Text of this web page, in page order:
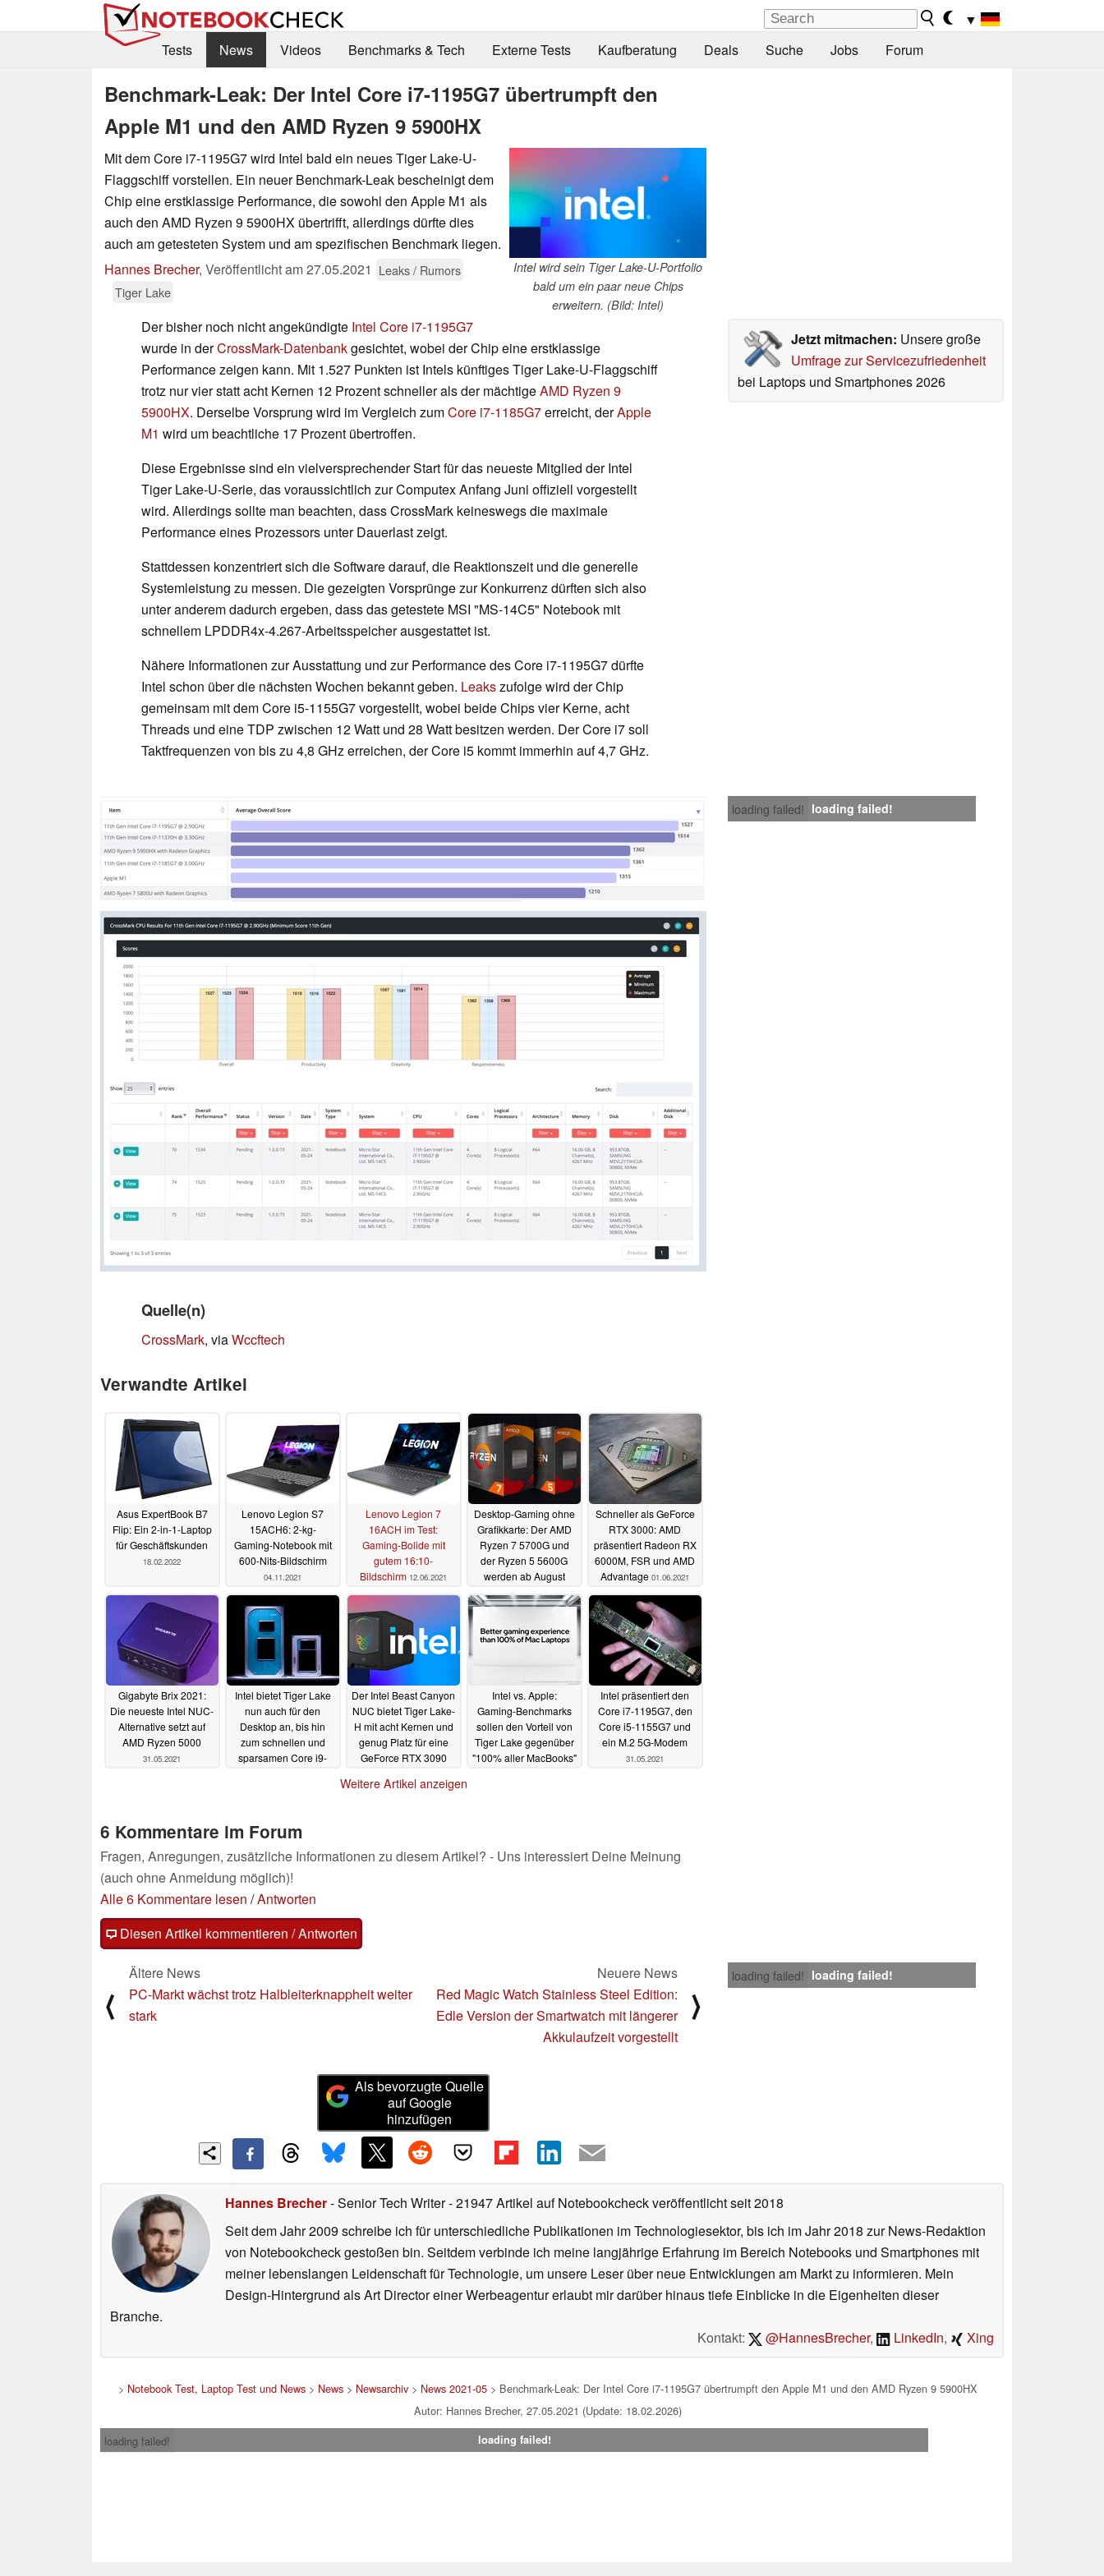
▼
Tests
News Videos Benchmarks & Tech Externe Tests Kaufberatung Deals Suche Jobs Forum
Benchmark-Leak: Der Intel Core i7-1195G7 übertrumpft den
Apple M1 und den AMD Ryzen 9 5900HX
Intel wird sein Tiger Lake-U-Portfolio
bald um ein paar neue Chips
erweitern. (Bild: Intel)
Mit dem Core i7-1195G7 wird Intel bald ein neues Tiger Lake-U-
Flaggschiff vorstellen. Ein neuer Benchmark-Leak bescheinigt dem
Chip eine erstklassige Performance, die sowohl den Apple M1 als
auch den AMD Ryzen 9 5900HX übertrifft, allerdings dürfte dies
auch am getesteten System und am spezifischen Benchmark liegen.
Hannes Brecher, Veröffentlicht am27.05.2021 Leaks / Rumors
Tiger Lake
Jetzt mitmachen: Unsere große
Umfrage zur Servicezufriedenheit
bei Laptops und Smartphones 2026
Der bisher noch nicht angekündigte Intel Core i7-1195G7
wurde in derCrossMark-Datenbankgesichtet, wobei der Chip eine erstklassige
Performance zeigen kann. Mit 1.527 Punkten ist Intels künftiges Tiger Lake-U-Flaggschiff
trotz nur vier statt acht Kernen 12 Prozent schneller als der mächtigeAMD Ryzen 9
5900HX. Derselbe Vorsprung wird im Vergleich zumCore i7-1185G7erreicht, derApple
M1 wird um beachtliche 17 Prozent übertroffen.
Diese Ergebnisse sind ein vielversprechender Start für das neueste Mitglied der Intel
Tiger Lake-U-Serie, das voraussichtlich zur Computex Anfang Juni offiziell vorgestellt
wird. Allerdings sollte man beachten, dass CrossMark keineswegs die maximale
Performance eines Prozessors unter Dauerlast zeigt.
Stattdessen konzentriert sich die Software darauf, die Reaktionszeit und die generelle
Systemleistung zu messen. Die gezeigten Vorsprünge zur Konkurrenz dürften sich also
unter anderem dadurch ergeben, dass das getestete MSI "MS-14C5" Notebook mit
schnellem LPDDR4x-4.267-Arbeitsspeicher ausgestattet ist.
Nähere Informationen zur Ausstattung und zur Performance des Core i7-1195G7 dürfte
Intel schon über die nächsten Wochen bekannt geben. Leakszufolge wird der Chip
gemeinsam mit dem Core i5-1155G7 vorgestellt, wobei beide Chips vier Kerne, acht
Threads und eine TDP zwischen 12 Watt und 28 Watt besitzen werden. Der Core i7 soll
Taktfrequenzen von bis zu 4,8 GHz erreichen, der Core i5 kommt immerhin auf 4,7 GHz.
loading failed! loading failed!
Quelle(n)
CrossMark, viaWccftech
Verwandte Artikel
Asus ExpertBook B7
Flip: Ein 2-in-1-Laptop
für Geschäftskunden
18.02.2022
Lenovo Legion S7
15ACH6: 2-kg-
Gaming-Notebook mit
600-Nits-Bildschirm
04.11.2021
Lenovo Legion 7
16ACH im Test:
Gaming-Bolide mit
gutem 16:10-
Bildschirm 12.06.2021
Desktop-Gaming ohne
Grafikkarte: Der AMD
Ryzen 7 5700G und
der Ryzen 5 5600G
werden ab August
01.06.2021
Schneller als GeForce
RTX 3000: AMD
präsentiert Radeon RX
6000M, FSR und AMD
Advantage 01.06.2021
Gigabyte Brix 2021:
Die neueste Intel NUC-
Alternative setzt auf
AMD Ryzen 5000
31.05.2021
Intel bietet Tiger Lake
nun auch für den
Desktop an, bis hin
zum schnellen und
sparsamen Core i9-
Der Intel Beast Canyon
NUC bietet Tiger Lake-
H mit acht Kernen und
genug Platz für eine
GeForce RTX 3090
Intel vs. Apple:
Gaming-Benchmarks
sollen den Vorteil von
Tiger Lake gegenüber
"100% aller MacBooks"
Intel präsentiert den
Core i7-1195G7, den
Core i5-1155G7 und
ein M.2 5G-Modem
31.05.2021
Weitere Artikel anzeigen
6 Kommentare im Forum
Fragen, Anregungen, zusätzliche Informationen zu diesem Artikel? - Uns interessiert Deine Meinung
(auch ohne Anmeldung möglich)!
Alle 6 Kommentare lesen /Antworten
Diesen Artikel kommentieren / Antworten
loading failed! loading failed!
⟨
Ältere News
PC-Markt wächst trotz Halbleiterknappheit weiter
stark
Neuere News
Red Magic Watch Stainless Steel Edition:
Edle Version der Smartwatch mit längerer
Akkulaufzeit vorgestellt
⟩
Als bevorzugte Quelle
auf Google
hinzufügen
Hannes Brecher- Senior Tech Writer- 21947 Artikel auf Notebookcheck veröffentlichtseit 2018
Seit dem Jahr 2009 schreibe ich für unterschiedliche Publikationen im Technologiesektor, bis ich im Jahr 2018 zur News-Redaktion
von Notebookcheck gestoßen bin. Seitdem verbinde ich meine langjährige Erfahrung im Bereich Notebooks und Smartphones mit
meiner lebenslangen Leidenschaft für Technologie, um unsere Leser über neue Entwicklungen am Markt zu informieren. Mein
Design-Hintergrund als Art Director einer Werbeagentur erlaubt mir darüber hinaus tiefe Einblicke in die Eigenheiten dieser
Branche.
Kontakt:
@HannesBrecher, LinkedIn, Xing
> Notebook Test, Laptop Test und News > News > Newsarchiv > News 2021-05 > Benchmark-Leak: Der Intel Core i7-1195G7 übertrumpft den Apple M1 und den AMD Ryzen 9 5900HX
Autor: Hannes Brecher, 27.05.2021 (Update: 18.02.2026)
loading failed!
loading failed!